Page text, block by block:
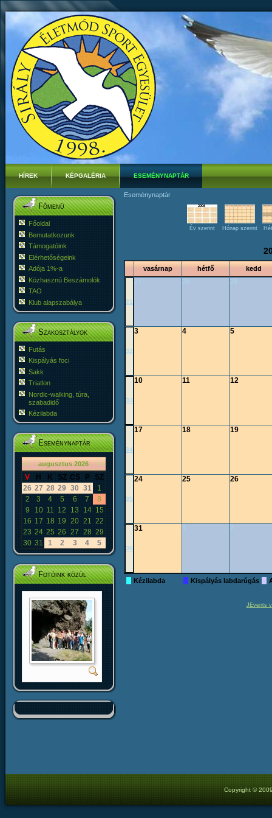
HÍREK KÉPGALÉRIA ESEMÉNYNAPTÁR
Főmenü
Főoldal
Bemutatkozunk
Támogatóink
Elérhetőségeink
Adója 1%-a
Közhasznú Beszámolók
TAO
Klub alapszabálya
Szakosztályok
Futás
Kispályás foci
Sakk
Triatlon
Nordic-walking, túra,
szabadidő
Kézilabda
Eseménynaptár
«< augusztus 2026 >»
V H K SZ CS P
SZ
26 27 28 29 30 31
1
2
3 4 5 6 7
8
9
10 11 12 13 14 15
16 17 18 19 20 21 22
23 24 25 26 27 28 29
30 31 1 2 3 4 5
Fotóink közül
Eseménynaptár
Év szerint Hónap szerint
vasárnap hétfő kedd
31
32
3 4 5
33
10 11 12
34
17 18 19
35
24 25 26
36
31
Kézilabda Kispályás labdarúgás
JEvents
Copyright ©